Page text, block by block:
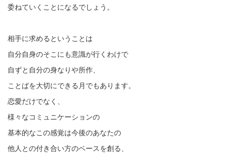
委ねていくことになるでしょう。
相手に求めるということは
自分自身のそこにも意識が行くわけで
自ずと自分の身なりや所作、
ことばを大切にできる月でもあります。
恋愛だけでなく、
様々なコミュニケーションの
基本的なこの感覚は今後のあなたの
他人との付き合い方のベースを創る、